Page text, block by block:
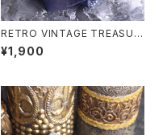
RETRO VINTAGE TREASUR
E PATTERNED DESIGN SILK
TIE/レトロ古着柄デザインシル
¥1,900